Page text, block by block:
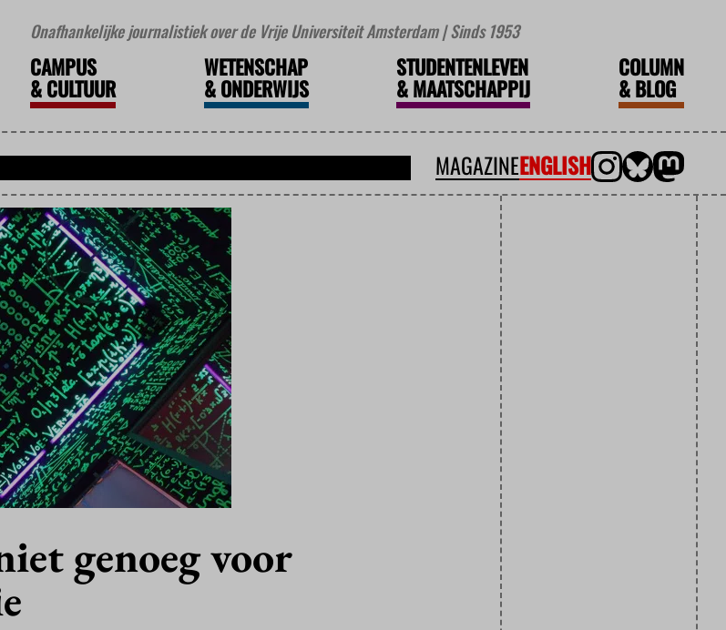
Onafhankelijke journalistiek over de Vrije Universiteit Amsterdam | Sinds 1953
CAMPUS
&CULTUUR
WETENSCHAP
&ONDERWIJS
STUDENTENLEVEN
&MAATSCHAPPIJ
COLUMN
&BLOG
MAGAZINEENGLISH
genoeg voor